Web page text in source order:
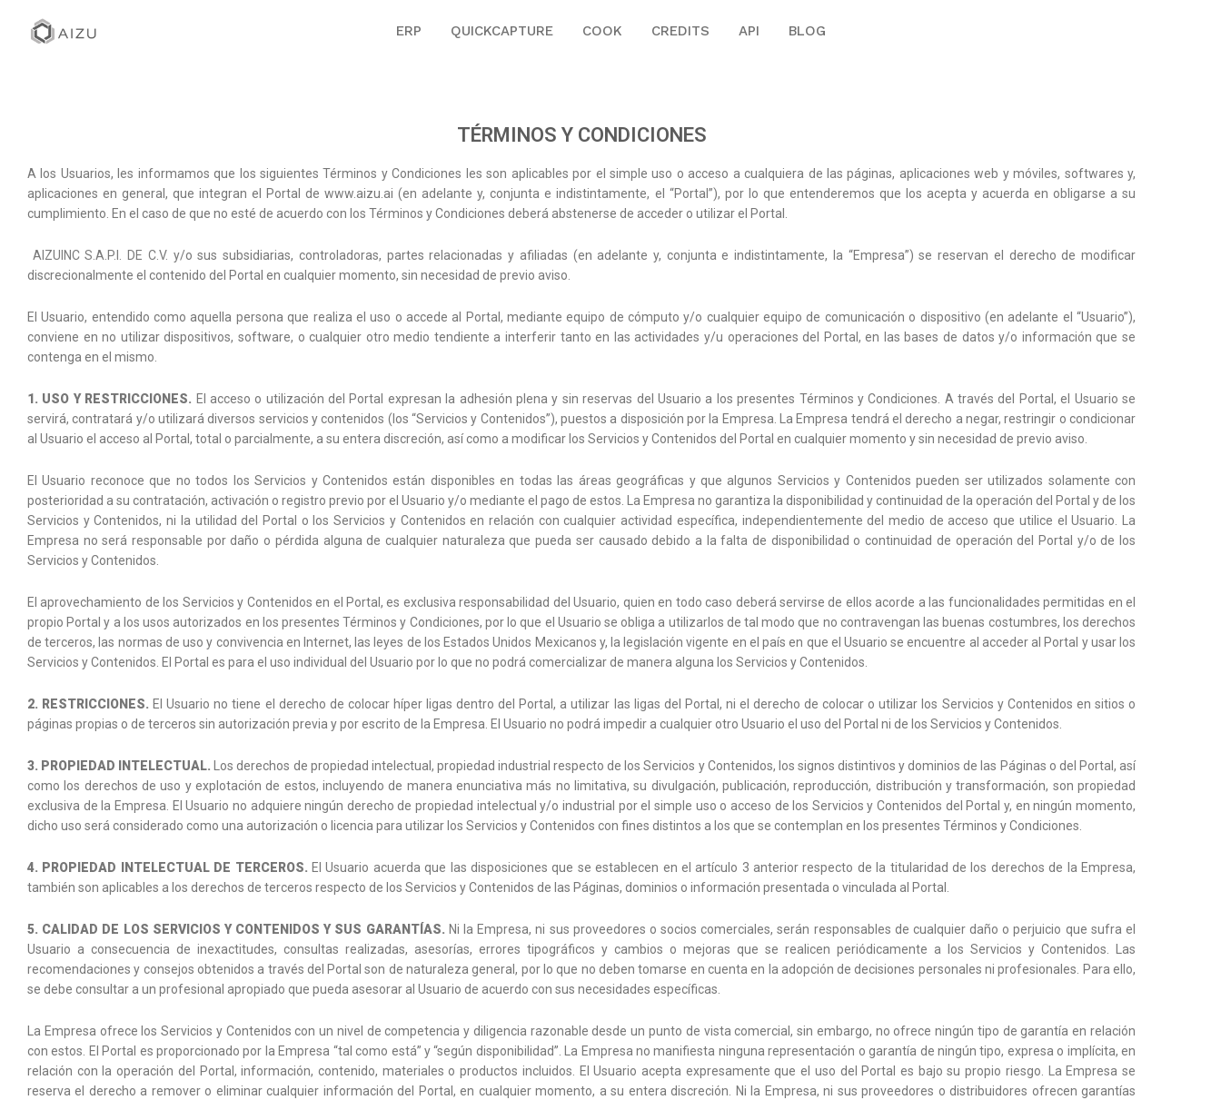
ERP QUICKCAPTURE COOK CREDITS API BLOG
TÉRMINOS Y CONDICIONES
A los Usuarios, les informamos que los siguientes Términos y Condiciones les son aplicables por el simple uso o acceso a cualquiera de las páginas, aplicaciones web y móviles, softwares y,
aplicaciones en general, que integran el Portal de www.aizu.ai (en adelante y, conjunta e indistintamente, el “Portal”), por lo que entenderemos que los acepta y acuerda en obligarse a su
cumplimiento. En el caso de que no esté de acuerdo con los Términos y Condiciones deberá abstenerse de acceder o utilizar el Portal.
AIZUINC S.A.P.I. DE C.V. y/o sus subsidiarias, controladoras, partes relacionadas y afiliadas (en adelante y, conjunta e indistintamente, la “Empresa”) se reservan el derecho de modificar
discrecionalmente el contenido del Portal en cualquier momento, sin necesidad de previo aviso.
El Usuario, entendido como aquella persona que realiza el uso o accede al Portal, mediante equipo de cómputo y/o cualquier equipo de comunicación o dispositivo (en adelante el “Usuario”),
conviene en no utilizar dispositivos, software, o cualquier otro medio tendiente a interferir tanto en las actividades y/u operaciones del Portal, en las bases de datos y/o información que se
contenga en el mismo.
1. USO Y RESTRICCIONES. El acceso o utilización del Portal expresan la adhesión plena y sin reservas del Usuario a los presentes Términos y Condiciones. A través del Portal, el Usuario se
servirá, contratará y/o utilizará diversos servicios y contenidos (los “Servicios y Contenidos”), puestos a disposición por la Empresa. La Empresa tendrá el derecho a negar, restringir o condicionar
al Usuario el acceso al Portal, total o parcialmente, a su entera discreción, así como a modificar los Servicios y Contenidos del Portal en cualquier momento y sin necesidad de previo aviso.
El Usuario reconoce que no todos los Servicios y Contenidos están disponibles en todas las áreas geográficas y que algunos Servicios y Contenidos pueden ser utilizados solamente con
posterioridad a su contratación, activación o registro previo por el Usuario y/o mediante el pago de estos. La Empresa no garantiza la disponibilidad y continuidad de la operación del Portal y de los
Servicios y Contenidos, ni la utilidad del Portal o los Servicios y Contenidos en relación con cualquier actividad específica, independientemente del medio de acceso que utilice el Usuario. La
Empresa no será responsable por daño o pérdida alguna de cualquier naturaleza que pueda ser causado debido a la falta de disponibilidad o continuidad de operación del Portal y/o de los
Servicios y Contenidos.
El aprovechamiento de los Servicios y Contenidos en el Portal, es exclusiva responsabilidad del Usuario, quien en todo caso deberá servirse de ellos acorde a las funcionalidades permitidas en el
propio Portal y a los usos autorizados en los presentes Términos y Condiciones, por lo que el Usuario se obliga a utilizarlos de tal modo que no contravengan las buenas costumbres, los derechos
de terceros, las normas de uso y convivencia en Internet, las leyes de los Estados Unidos Mexicanos y, la legislación vigente en el país en que el Usuario se encuentre al acceder al Portal y usar los
Servicios y Contenidos. El Portal es para el uso individual del Usuario por lo que no podrá comercializar de manera alguna los Servicios y Contenidos.
2. RESTRICCIONES. El Usuario no tiene el derecho de colocar híper ligas dentro del Portal, a utilizar las ligas del Portal, ni el derecho de colocar o utilizar los Servicios y Contenidos en sitios o
páginas propias o de terceros sin autorización previa y por escrito de la Empresa. El Usuario no podrá impedir a cualquier otro Usuario el uso del Portal ni de los Servicios y Contenidos.
3. PROPIEDAD INTELECTUAL. Los derechos de propiedad intelectual, propiedad industrial respecto de los Servicios y Contenidos, los signos distintivos y dominios de las Páginas o del Portal, así
como los derechos de uso y explotación de estos, incluyendo de manera enunciativa más no limitativa, su divulgación, publicación, reproducción, distribución y transformación, son propiedad
exclusiva de la Empresa. El Usuario no adquiere ningún derecho de propiedad intelectual y/o industrial por el simple uso o acceso de los Servicios y Contenidos del Portal y, en ningún momento,
dicho uso será considerado como una autorización o licencia para utilizar los Servicios y Contenidos con fines distintos a los que se contemplan en los presentes Términos y Condiciones.
4. PROPIEDAD INTELECTUAL DE TERCEROS. El Usuario acuerda que las disposiciones que se establecen en el artículo 3 anterior respecto de la titularidad de los derechos de la Empresa,
también son aplicables a los derechos de terceros respecto de los Servicios y Contenidos de las Páginas, dominios o información presentada o vinculada al Portal.
5. CALIDAD DE LOS SERVICIOS Y CONTENIDOS Y SUS GARANTÍAS. Ni la Empresa, ni sus proveedores o socios comerciales, serán responsables de cualquier daño o perjuicio que sufra el
Usuario a consecuencia de inexactitudes, consultas realizadas, asesorías, errores tipográficos y cambios o mejoras que se realicen periódicamente a los Servicios y Contenidos. Las
recomendaciones y consejos obtenidos a través del Portal son de naturaleza general, por lo que no deben tomarse en cuenta en la adopción de decisiones personales ni profesionales. Para ello,
se debe consultar a un profesional apropiado que pueda asesorar al Usuario de acuerdo con sus necesidades específicas.
La Empresa ofrece los Servicios y Contenidos con un nivel de competencia y diligencia razonable desde un punto de vista comercial, sin embargo, no ofrece ningún tipo de garantía en relación
con estos. El Portal es proporcionado por la Empresa “tal como está” y “según disponibilidad”. La Empresa no manifiesta ninguna representación o garantía de ningún tipo, expresa o implícita, en
relación con la operación del Portal, información, contenido, materiales o productos incluidos. El Usuario acepta expresamente que el uso del Portal es bajo su propio riesgo. La Empresa se
reserva el derecho a remover o eliminar cualquier información del Portal, en cualquier momento, a su entera discreción. Ni la Empresa, ni sus proveedores o distribuidores ofrecen garantías